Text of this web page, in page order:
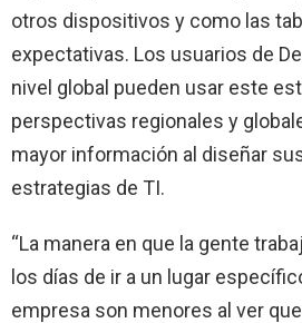
otros dispositivos y como las
expectativas. Los usuarios de
nivel global pueden usar este
perspectivas regionales y
mayor información al diseñar
estrategias de TI.
“La manera en que la gente
los días de ir a un lugar
empresa son menores al ver